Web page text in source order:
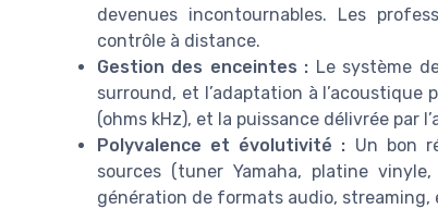
devenues incontournables. Les
contrôle à distance.
Gestion des enceintes : Le système
surround, et l’adaptation à l’acoustique
(ohms kHz), et la puissance délivrée par
Polyvalence et évolutivité : Un bon
sources (tuner Yamaha, platine
génération de formats audio, streaming,